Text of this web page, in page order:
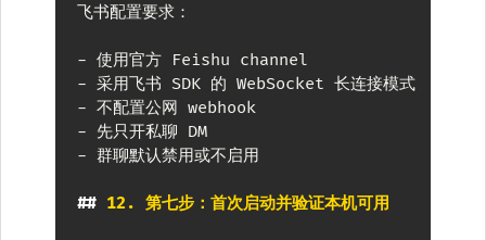
飞书配置要求：
-
-
-
-
- 群聊默认禁用或不启用
## 12. 第七步：首次启动并验证本机可用